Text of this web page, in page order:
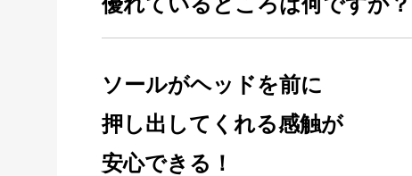
ソールがヘッドを前に
押し出してくれる感触が
安心できる！